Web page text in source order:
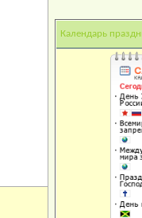
Календарь